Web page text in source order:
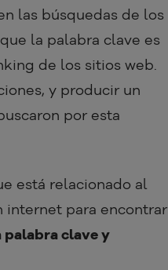
las búsquedas de los
la palabra clave es
de los sitios web.
y producir un
por esta
está relacionado al
internet para encontrar
palabra clave y